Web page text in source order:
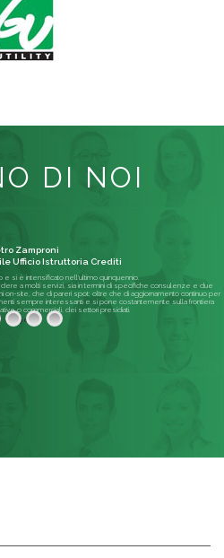
DI NOI
e si è intensificato nell'ultimo quinquennio.
a molti servizi, sia in termini di specifiche consulenze e due
on-site, che di pareri spot; oltre che di aggiornamento continuo per
sempre interessanti e si pone costantemente sulla frontiera
o commerciali, dei settori presidiati.
Zamproni
Ufficio Istruttoria Crediti
Leggi di più